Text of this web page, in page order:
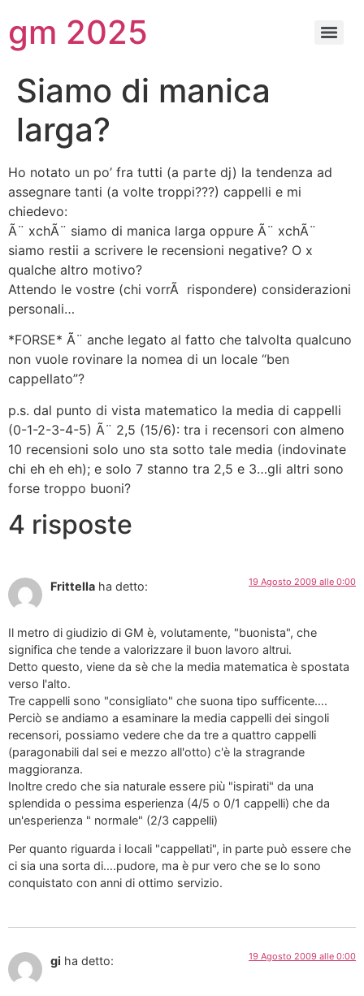
gm 2025
Siamo di manica
larga?
Ho notato un po’ fra tutti (a parte dj) la tendenza ad
assegnare tanti (a volte troppi???) cappelli e mi
chiedevo:
Ã¨ xchÃ¨ siamo di manica larga oppure Ã¨ xchÃ¨
siamo restii a scrivere le recensioni negative? O x
qualche altro motivo?
Attendo le vostre (chi vorrÃ rispondere) considerazioni
personali…
*FORSE* Ã¨ anche legato al fatto che talvolta qualcuno
non vuole rovinare la nomea di un locale “ben
cappellato”?
p.s. dal punto di vista matematico la media di cappelli
(0-1-2-3-4-5) Ã¨ 2,5 (15/6): tra i recensori con almeno
10 recensioni solo uno sta sotto tale media (indovinate
chi eh eh eh); e solo 7 stanno tra 2,5 e 3…gli altri sono
forse troppo buoni?
4 risposte
Frittella ha detto: 19 Agosto 2009 alle 0:00
Il metro di giudizio di GM è, volutamente, "buonista", che
significa che tende a valorizzare il buon lavoro altrui.
Detto questo, viene da sè che la media matematica è spostata
verso l'alto.
Tre cappelli sono "consigliato" che suona tipo sufficente….
Perciò se andiamo a esaminare la media cappelli dei singoli
recensori, possiamo vedere che da tre a quattro cappelli
(paragonabili dal sei e mezzo all'otto) c'è la stragrande
maggioranza.
Inoltre credo che sia naturale essere più "ispirati" da una
splendida o pessima esperienza (4/5 o 0/1 cappelli) che da
un'esperienza " normale" (2/3 cappelli)
Per quanto riguarda i locali "cappellati", in parte può essere che
ci sia una sorta di….pudore, ma è pur vero che se lo sono
conquistato con anni di ottimo servizio.
gi ha detto: 19 Agosto 2009 alle 0:00